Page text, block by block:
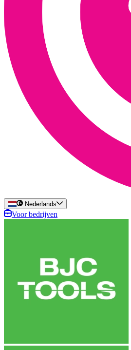
Nederlands
Voor bedrijven